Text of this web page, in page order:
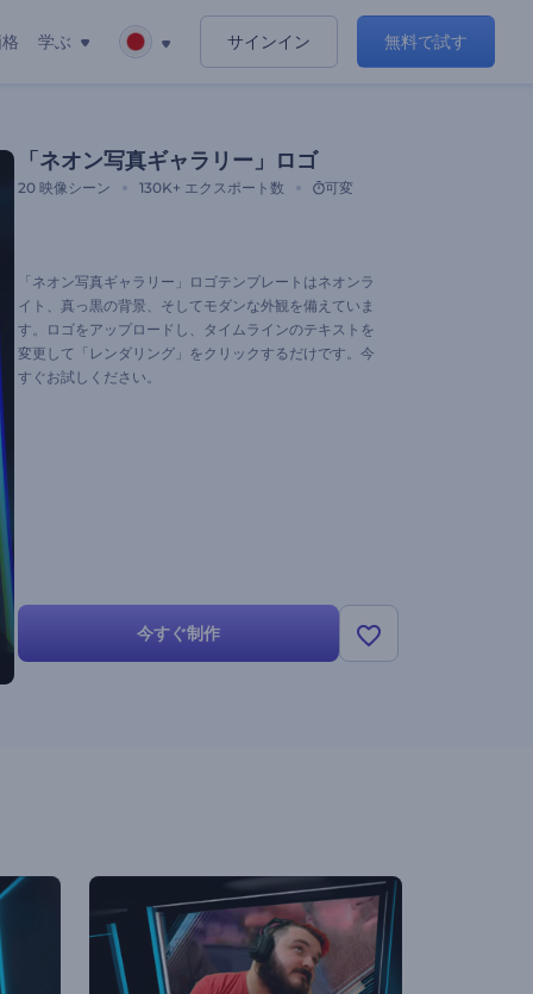
学ぶ サインイン 無料で試す
「ネオン写真ギャラリー」ロゴ
20 映像シーン 130K+ エクスポート数 可変
「ネオン写真ギャラリー」ロゴテンプレートはネオンラ
イト、真っ黒の背景、そしてモダンな外観を備えていま
す。ロゴをアップロードし、タイムラインのテキストを
変更して「レンダリング」をクリックするだけです。今
すぐお試しください。
今すぐ制作